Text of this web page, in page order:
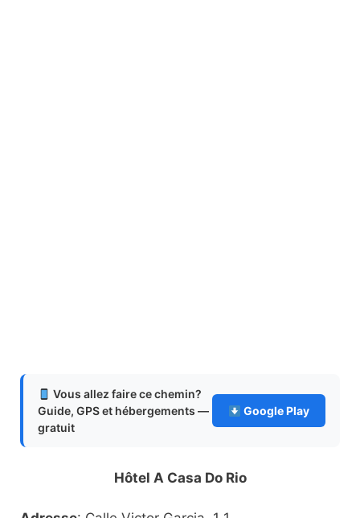
Vous allez faire ce chemin?
Guide, GPS et hébergements —
gratuit
Google Play
Hôtel A Casa Do Rio